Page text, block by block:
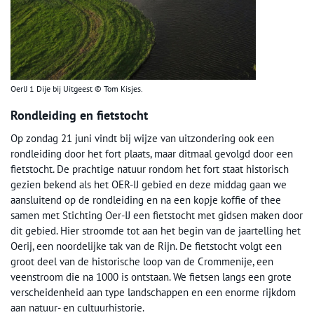
OerIJ 1 Dije bij Uitgeest © Tom Kisjes.
Rondleiding en fietstocht
Op zondag 21 juni vindt bij wijze van uitzondering ook een
rondleiding door het fort plaats, maar ditmaal gevolgd door een
fietstocht. De prachtige natuur rondom het fort staat historisch
gezien bekend als het OER-IJ gebied en deze middag gaan we
aansluitend op de rondleiding en na een kopje koffie of thee
samen met Stichting Oer-IJ een fietstocht met gidsen maken door
dit gebied. Hier stroomde tot aan het begin van de jaartelling het
Oerij, een noordelijke tak van de Rijn. De fietstocht volgt een
groot deel van de historische loop van de Crommenije, een
veenstroom die na 1000 is ontstaan. We fietsen langs een grote
verscheidenheid aan type landschappen en een enorme rijkdom
aan natuur- en cultuurhistorie.